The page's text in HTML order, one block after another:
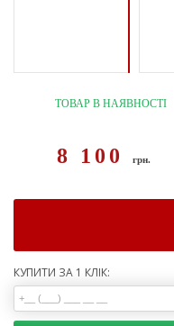
ТОВАР В НАЯВНОСТІ
8 100грн.
КУПИТИ ЗА 1 КЛІК: